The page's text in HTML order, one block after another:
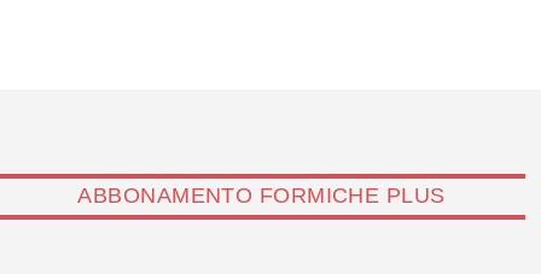
ABBONAMENTO FORMICHE PLUS